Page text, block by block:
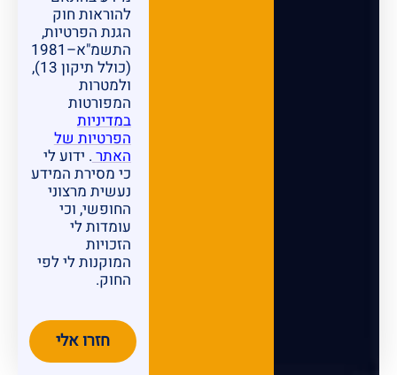
להוראות חוק
הגנת הפרטיות,
התשמ"א–1981
(כולל תיקון 13),
ולמטרות
המפורטות
במדיניות
הפרטיות של
האתר. ידוע לי
כי מסירת המידע
נעשית מרצוני
החופשי, וכי
עומדות לי
הזכויות
המוקנות לי לפי
החוק.
חזרו אלי